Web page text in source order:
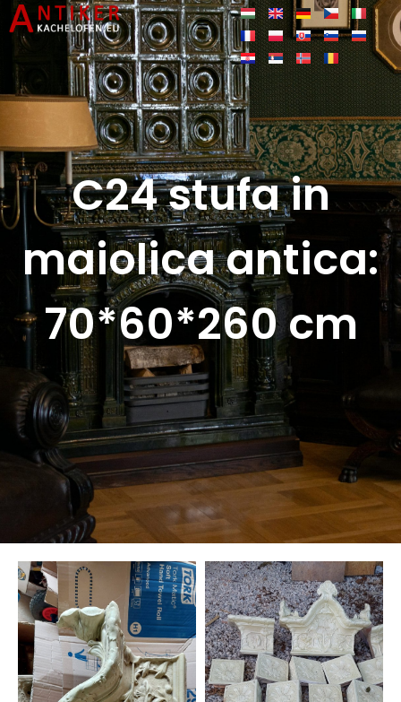
C24 stufa in
maiolica antica:
70*60*260 cm